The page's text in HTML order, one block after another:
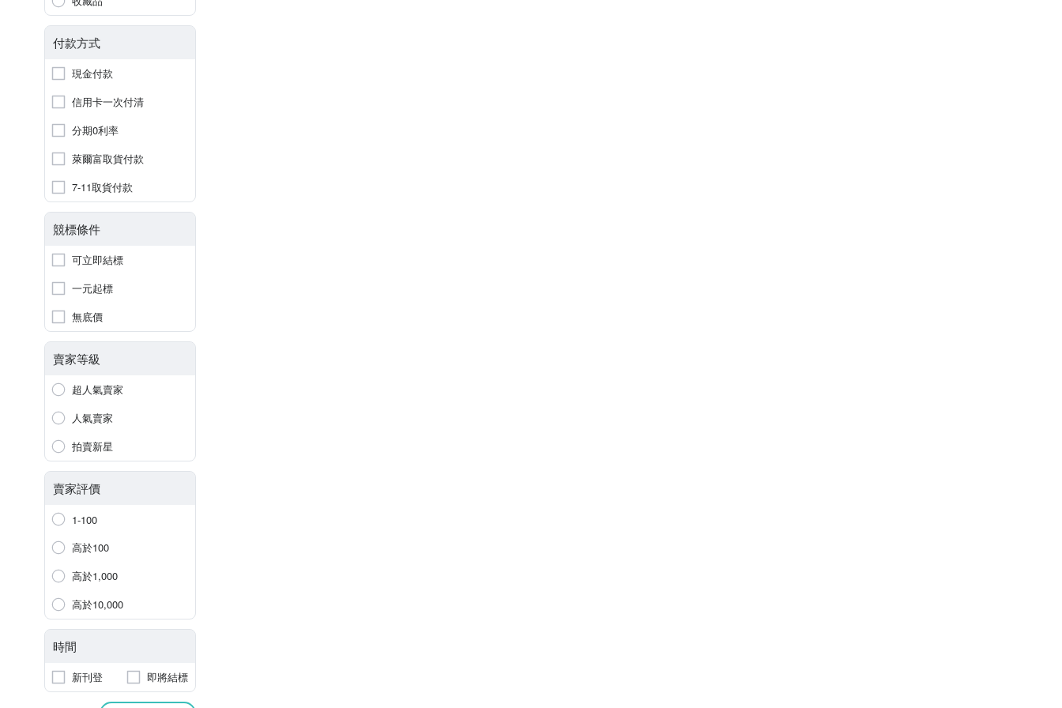
付款方式
現金付款
信用卡一次付清
分期0利率
萊爾富取貨付款
7-11取貨付款
競標條件
可立即結標
一元起標
無底價
賣家等級
超人氣賣家
人氣賣家
拍賣新星
賣家評價
1-100
高於100
高於1,000
高於10,000
時間
新刊登 即將結標